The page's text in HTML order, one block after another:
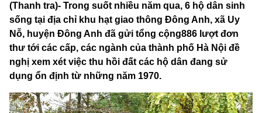
(Thanh tra)- Trong suốt nhiều năm qua, 6 hộ dân sinh
sống tại địa chỉ khu hạt giao thông Đông Anh, xã Uy
Nỗ, huyện Đông Anh đã gửi tổng cộng886 lượt đơn
thư tới các cấp, các ngành của thành phố Hà Nội đề
nghị xem xét việc thu hồi đất các hộ dân đang sử
dụng ổn định từ những năm 1970.